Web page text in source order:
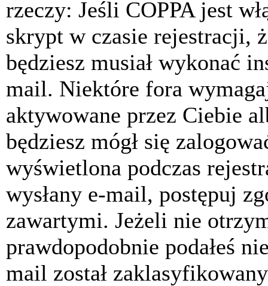
rzeczy: Jeśli COPPA jest
skrypt w czasie rejestracji,
będziesz musiał wykonać
mail. Niektóre fora
aktywowane przez Ciebie
będziesz mógł się
wyświetlona podczas
wysłany e-mail, postępuj
zawartymi. Jeżeli nie
prawdopodobnie podałeś
mail został